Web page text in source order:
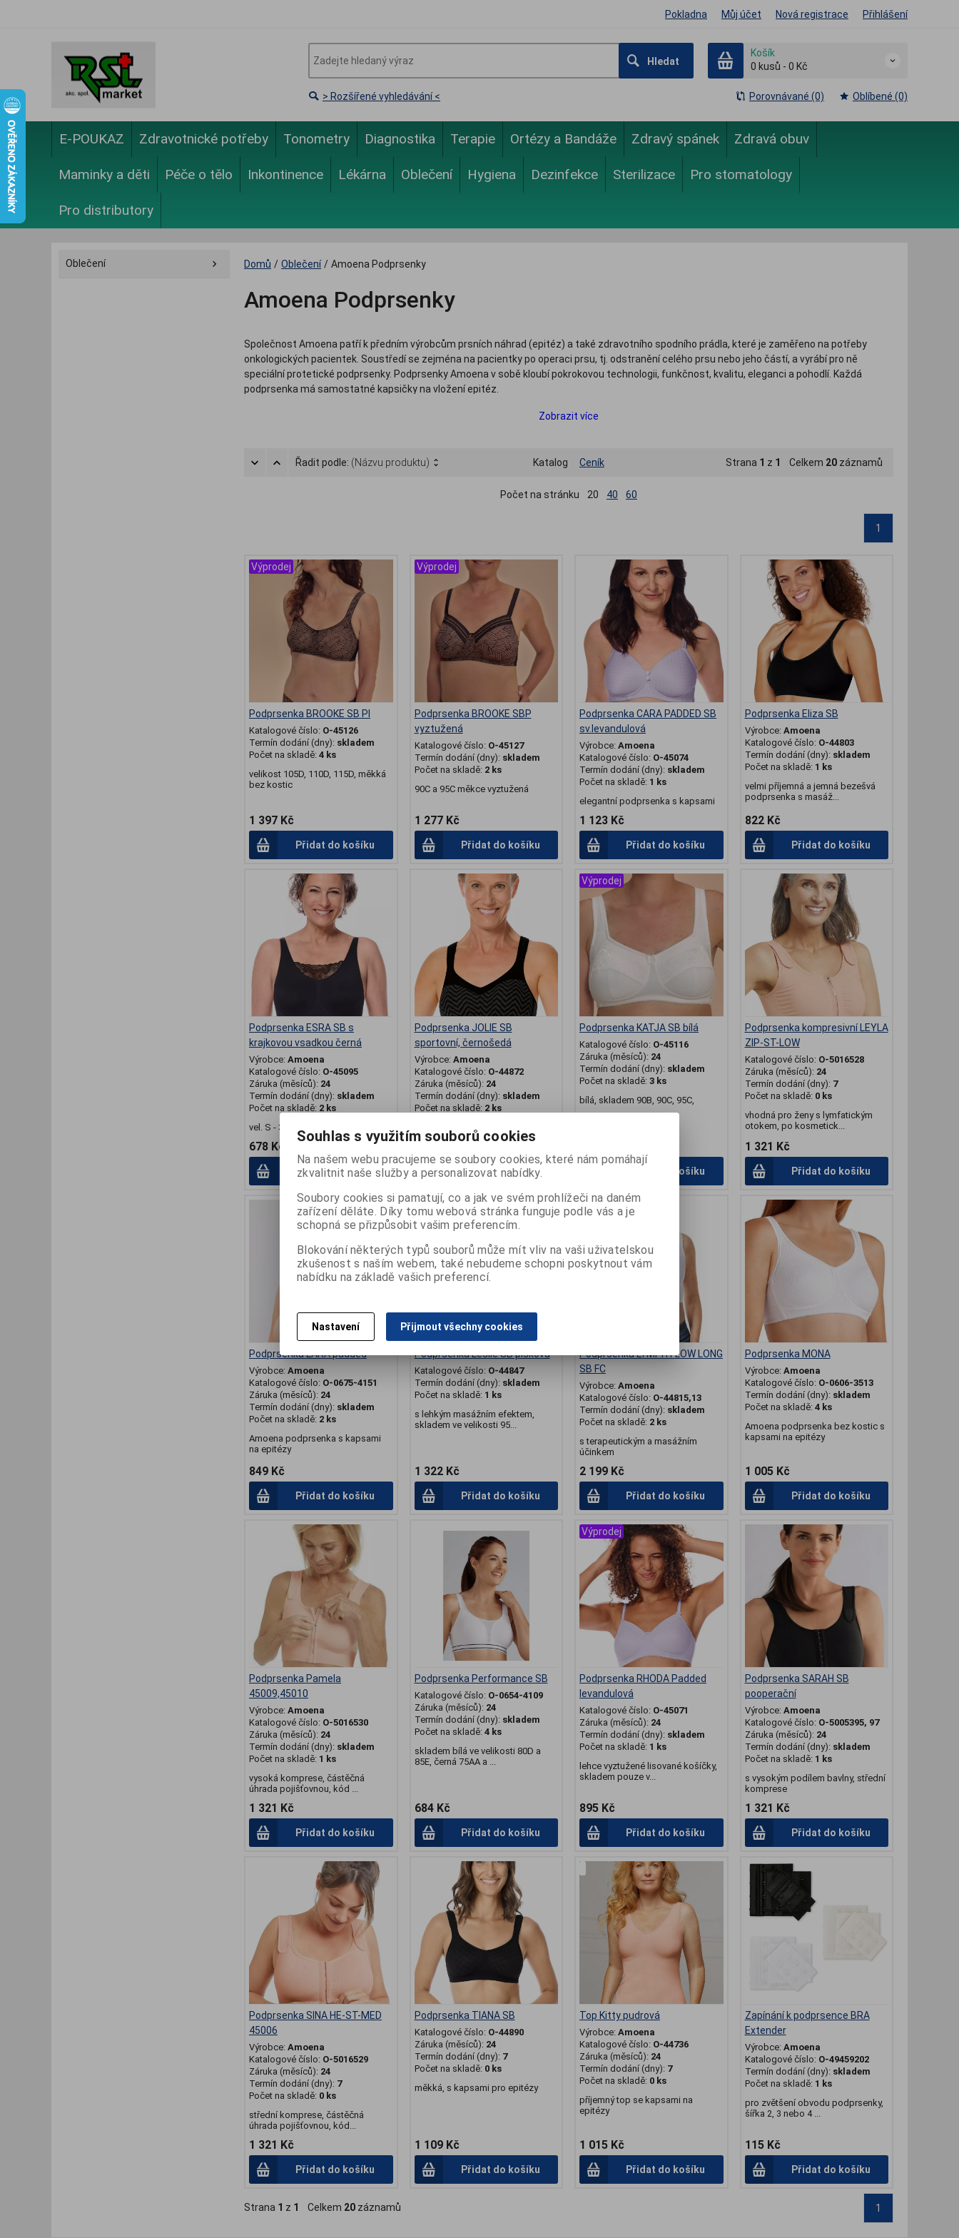
Pokladna Můj účet Nová registrace Přihlášení
Hledat
Košík
0 kusů - 0 Kč
> Rozšířené vyhledávání < Porovnávané (0) Oblíbené (0)
E-POUKAZ Zdravotnické potřeby Tonometry Diagnostika Terapie Ortézy a Bandáže Zdravý spánek Zdravá obuv
Maminky a děti Péče o tělo Inkontinence Lékárna Oblečení Hygiena Dezinfekce Sterilizace Pro stomatology
Pro distributory
Oblečení Domů / Oblečení / Amoena Podprsenky
Amoena Podprsenky
Společnost Amoena patří k předním výrobcům prsních náhrad (epitéz) a také zdravotního spodního prádla, které je zaměřeno na potřeby
onkologických pacientek. Soustředí se zejména na pacientky po operaci prsu, tj. odstranění celého prsu nebo jeho částí, a vyrábí pro ně
speciální protetické podprsenky. Podprsenky Amoena v sobě kloubí pokrokovou technologii, funkčnost, kvalitu, eleganci a pohodlí. Každá
podprsenka má samostatné kapsičky na vložení epitéz.
V této kategorii jsme připravili celou řadu dámských podprsenek Amoena v různých variantách a provedeních. Kromě toho u nás můžete
Zobrazit více
Řadit podle: (Názvu produktu) Katalog Ceník Strana 1 z 1 Celkem 20 záznamů
Počet na stránku 20 40 60
1
Výprodej
Podprsenka BROOKE SB PI
Katalogové číslo: O-45126
Termín dodání (dny): skladem
Počet na skladě: 4 ks
velikost 105D, 110D, 115D, měkká
bez kostic
1 397 Kč
Přidat do košíku
Výprodej
Podprsenka BROOKE SBP
vyztužená
Katalogové číslo: O-45127
Termín dodání (dny): skladem
Počet na skladě: 2 ks
90C a 95C měkce vyztužená
1 277 Kč
Přidat do košíku
Podprsenka CARA PADDED SB
sv.levandulová
Výrobce: Amoena
Katalogové číslo: O-45074
Termín dodání (dny): skladem
Počet na skladě: 1 ks
elegantní podprsenka s kapsami
1 123 Kč
Přidat do košíku
Podprsenka Eliza SB
Výrobce: Amoena
Katalogové číslo: O-44803
Termín dodání (dny): skladem
Počet na skladě: 1 ks
velmi příjemná a jemná bezešvá
podprsenka s masáž...
822 Kč
Přidat do košíku
Podprsenka ESRA SB s
krajkovou vsadkou černá
Výrobce: Amoena
Katalogové číslo: O-45095
Záruka (měsíců): 24
Termín dodání (dny): skladem
Počet na skladě: 2 ks
vel. S - 3XL
678 Kč
Přidat do košíku
Podprsenka JOLIE SB
sportovní, černošedá
Výrobce: Amoena
Katalogové číslo: O-44872
Záruka (měsíců): 24
Termín dodání (dny):skladem
Počet na skladě: 2 ks
Přidat do košíku
Výprodej
Podprsenka KATJA SB bílá
Katalogové číslo: O-45116
Záruka (měsíců): 24
Termín dodání (dny): skladem
Počet na skladě: 3 ks
bílá, skladem 90B, 90C, 95C,
Přidat do košíku
Podprsenka kompresivní LEYLA
ZIP-ST-LOW
Katalogové číslo: O-5016528
Záruka (měsíců): 24
Termín dodání (dny): 7
Počet na skladě: 0 ks
vhodná pro ženy s lymfatickým
otokem, po kosmetick...
1 321 Kč
Přidat do košíku
Podprsenka LARA padded
Výrobce: Amoena
Katalogové číslo: O-0675-4151
Záruka (měsíců): 24
Termín dodání (dny): skladem
Počet na skladě: 2 ks
Amoena podprsenka s kapsami
na epitézy
849 Kč
Přidat do košíku
Podprsenka Leslie SB písková
Katalogové číslo: O-44847
Termín dodání (dny):skladem
Počet na skladě: 1 ks
s lehkým masážním efektem,
skladem ve velikosti 95...
1 322 Kč
Přidat do košíku
Novinka
Podprsenka LYMPH FLOW LONG
SB FC
Výrobce: Amoena
Katalogové číslo: O-44815,13
Termín dodání (dny): skladem
Počet na skladě: 2 ks
s terapeutickým a masážním
účinkem
2 199 Kč
Přidat do košíku
Podprsenka MONA
Výrobce: Amoena
Katalogové číslo: O-0606-3513
Termín dodání (dny): skladem
Počet na skladě: 4 ks
Amoena podprsenka bez kostic s
kapsami na epitézy
1 005 Kč
Přidat do košíku
Podprsenka Pamela
45009,45010
Výrobce: Amoena
Katalogové číslo: O-5016530
Záruka (měsíců): 24
Termín dodání (dny): skladem
Počet na skladě: 1 ks
vysoká komprese, částěčná
úhrada pojišťovnou, kód ...
1 321 Kč
Přidat do košíku
Podprsenka Performance SB
Katalogové číslo: O-0654-4109
Záruka (měsíců): 24
Termín dodání (dny): skladem
Počet na skladě: 4 ks
skladem bílá ve velikosti 80D a
85E, černá 75AA a ...
684 Kč
Přidat do košíku
Výprodej
Podprsenka RHODA Padded
levandulová
Katalogové číslo: O-45071
Záruka (měsíců): 24
Termín dodání (dny): skladem
Počet na skladě: 1 ks
lehce vyztužené lisované košíčky,
skladem pouze v...
895 Kč
Přidat do košíku
Podprsenka SARAH SB
pooperační
Výrobce: Amoena
Katalogové číslo: O-5005395, 97
Záruka (měsíců): 24
Termín dodání (dny): skladem
Počet na skladě: 1 ks
s vysokým podílem bavlny, střední
komprese
1 321 Kč
Přidat do košíku
Podprsenka SINA HE-ST-MED
45006
Výrobce: Amoena
Katalogové číslo: O-5016529
Záruka (měsíců): 24
Termín dodání (dny): 7
Počet na skladě: 0 ks
střední komprese, částěčná
úhrada pojišťovnou, kód...
1 321 Kč
Přidat do košíku
Podprsenka TIANA SB
Katalogové číslo: O-44890
Záruka (měsíců): 24
Termín dodání (dny): 7
Počet na skladě: 0 ks
měkká, s kapsami pro epitézy
1 109 Kč
Přidat do košíku
Top Kitty pudrová
Výrobce: Amoena
Katalogové číslo: O-44736
Záruka (měsíců): 24
Termín dodání (dny): 7
Počet na skladě: 0 ks
příjemný top se kapsami na
epitézy
1 015 Kč
Přidat do košíku
Zapínání k podprsence BRA
Extender
Výrobce: Amoena
Katalogové číslo: O-49459202
Termín dodání (dny): skladem
Počet na skladě: 1 ks
pro zvětšení obvodu podprsenky,
šířka 2, 3 nebo 4 ...
115 Kč
Přidat do košíku
Strana 1 z 1 Celkem 20 záznamů 1
Souhlas s využitím souborů cookies
Na našem webu pracujeme se soubory cookies, které nám pomáhají
zkvalitnit naše služby a personalizovat nabídky.
Soubory cookies si pamatují, co a jak ve svém prohlížeči na daném
zařízení děláte. Díky tomu webová stránka funguje podle vás a je
schopná se přizpůsobit vašim preferencím.
Blokování některých typů souborů může mít vliv na vaši uživatelskou
zkušenost s naším webem, také nebudeme schopni poskytnout vám
nabídku na základě vašich preferencí.
Nastavení Přijmout všechny cookies